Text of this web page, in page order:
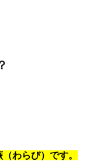
わらび）です。